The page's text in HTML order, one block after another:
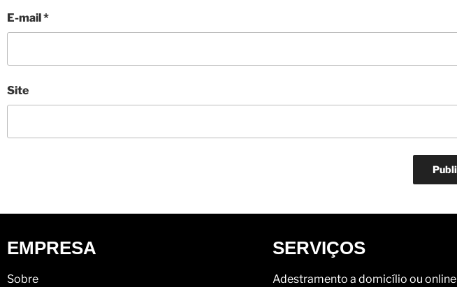
E-mail*
Site
EMPRESA
Sobre
SERVIÇOS
Adestramento a domicílio ou online